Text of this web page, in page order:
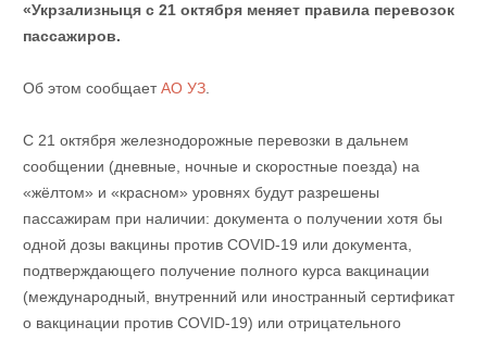
«Укрзализныця с 21 октября меняет правила перевозок
пассажиров.
Об этом сообщаетАО УЗ.
С 21 октября железнодорожные перевозки в дальнем
сообщении (дневные, ночные и скоростные поезда) на
«жёлтом» и «красном» уровнях будут разрешены
пассажирам при наличии: документа о получении хотя бы
одной дозы вакцины против COVID-19 или документа,
подтверждающего получение полного курса вакцинации
(международный, внутренний или иностранный сертификат
о вакцинации против COVID-19) или отрицательного